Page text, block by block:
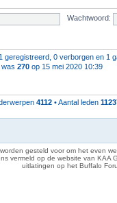
Wachtwoord:
geregistreerd, 0 verborgen en 1
270 op 15 mei 2020 10:39
4112 • Aantal leden
gesteld voor om het even
vermeld op de website van KAA
uitlatingen op het Buffalo